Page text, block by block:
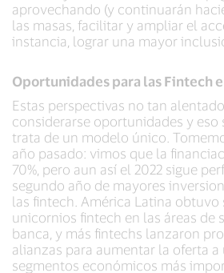
aprovechando (y continuarán
las masas, facilitar y ampliar el
instancia, lograr una mayor
Oportunidades para las Fintech
Estas perspectivas no tan
considerarse oportunidades y eso
trata de un modelo único.
año pasado: vimos que la
70%, pero aun así el 2022 sigue
segundo año de mayores
las fintech. América Latina obtuvo
unicornios fintech en las áreas de
banca, y más fintechs lanzaron
alianzas para aumentar la oferta a
segmentos económicos más